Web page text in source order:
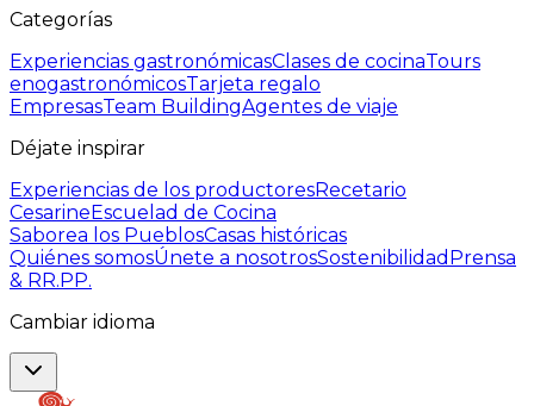
Categorías
Experiencias gastronómicasClases de cocinaTours
enogastronómicosTarjeta regalo
EmpresasTeam BuildingAgentes de viaje
Déjate inspirar
Experiencias de los productoresRecetario
CesarineEscuelad de Cocina
Saborea los PueblosCasas históricas
Quiénes somosÚnete a nosotrosSostenibilidad Prensa
& RR.PP.
Cambiar idioma